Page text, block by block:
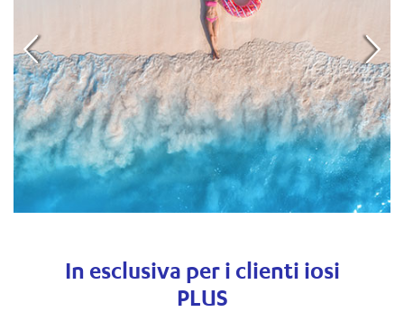
In esclusiva per i clienti iosi
PLUS